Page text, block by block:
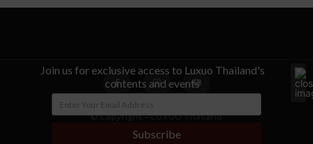
© Copyright - LUXUO Thailand
Join us for exclusive access to Luxuo Thailand's
contents and events
Subscribe